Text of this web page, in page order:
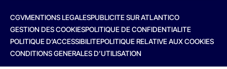
CGVMENTIONS LEGALESPUBLICITE SUR ATLANTICO
GESTION DES COOKIESPOLITIQUE DE CONFIDENTIALITE
POLITIQUE D’ACCESSIBILITEPOLITIQUE RELATIVE AUX COOKIES
CONDITIONS GENERALES D’UTILISATION